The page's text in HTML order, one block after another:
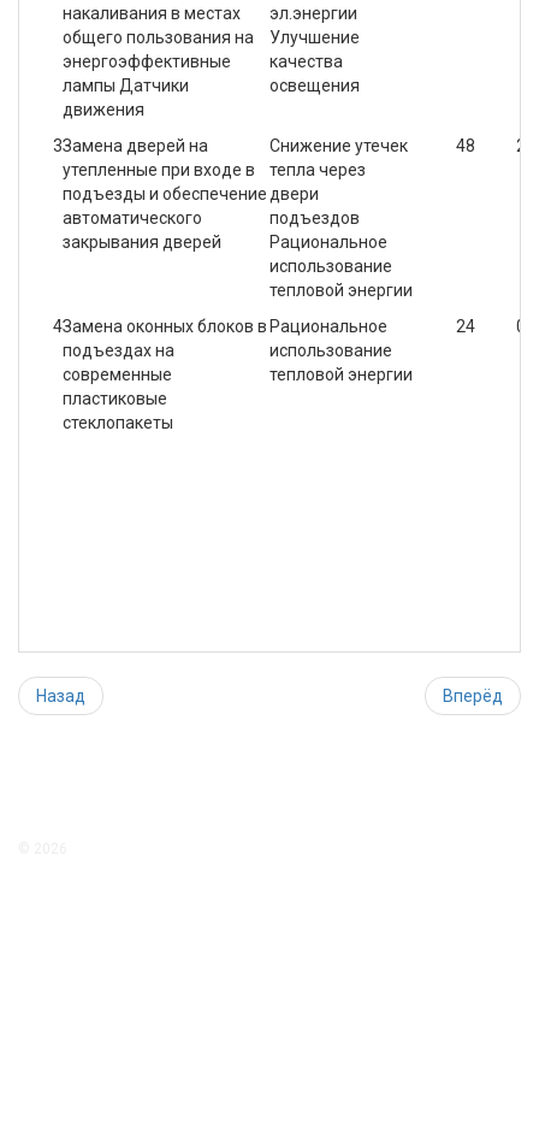
накаливания в местах
общего пользования на
энергоэффективные
лампы Датчики
движения
эл.энергии
Улучшение
качества
освещения
3Замена дверей на
утепленные при входе в
подъезды и обеспечение
автоматического
закрывания дверей
Снижение утечек
тепла через
двери
подъездов
Рациональное
использование
тепловой энергии
48
4Замена оконных блоков в
подъездах на
современные
пластиковые
стеклопакеты
Рациональное
использование
тепловой энергии
24
Назад Вперёд